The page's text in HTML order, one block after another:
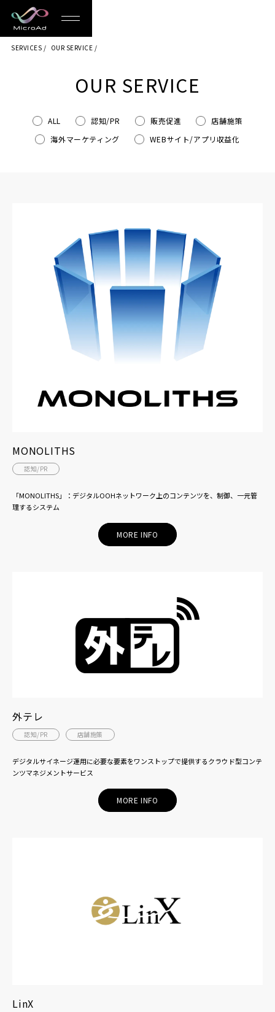
MicroAd
Redesigning
Future
Life
SERVICES OUR SERVICE
OUR SERVICE
ALL 認知/PR 販売促進
店舗施策
海外マーケティング
WEBサイト/アプリ収益化
MONOLITHS
認知/PR
「MONOLITHS」：デジタルOOHネットワーク上のコンテンツを、制御、一元管
理するシステム
MORE INFO
外テレ
認知/PR 店舗施策
デジタルサイネージ運用に必要な要素をワンストップで提供するクラウド型コンテ
ンツマネジメントサービス
MORE INFO
LinX